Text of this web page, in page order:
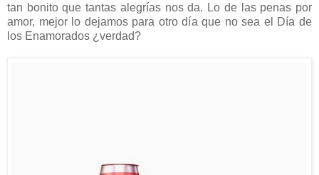
tan bonito que tantas alegrías nos da. Lo de las penas por
amor, mejor lo dejamos para otro día que no sea el Día de
los Enamorados ¿verdad?